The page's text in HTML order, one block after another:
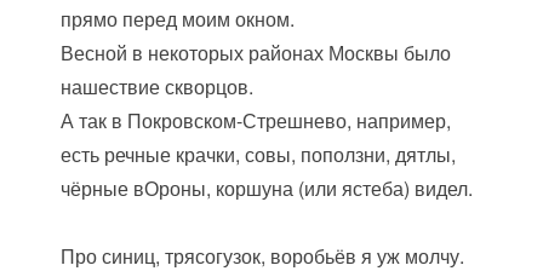
прямо перед моим окном.
Весной в некоторых районах Москвы было
нашествие скворцов.
А так в Покровском-Стрешнево, например,
есть речные крачки, совы, поползни, дятлы,
чёрные вОроны, коршуна (или ястеба) видел.
Про синиц, трясогузок, воробьёв я уж молчу.